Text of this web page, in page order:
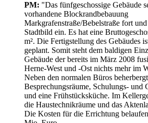
PM: "Das fünfgeschossige Gebäude
vorhandene Blockrandbebauung
Markgrafenstraße/Bebelstraße fort
Stadtbild ein. Es hat eine
m². Die Fertigstellung des Gebäudes
geplant. Somit steht dem baldigen
Gebäude der bereits im März 2008
Herne-West und -Ost nichts mehr im
Neben den normalen Büros
Besprechungsräume, Schulungs- und
und eine Frühstücksküche. Im
die Haustechnikräume und das
Die Kosten für die Errichtung